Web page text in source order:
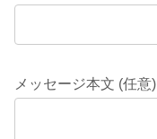
メッセージ本文 (任意)